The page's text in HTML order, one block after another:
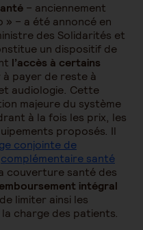
– anciennement
– a été annoncé en
des Solidarités et
un dispositif de
l’accès à certains
à payer de reste à
audiologie. Cette
majeure du système
à la fois les prix, les
proposés. Il
conjointe de
complémentaire santé
couverture santé des
intégral
limiter ainsi les
charge des patients.